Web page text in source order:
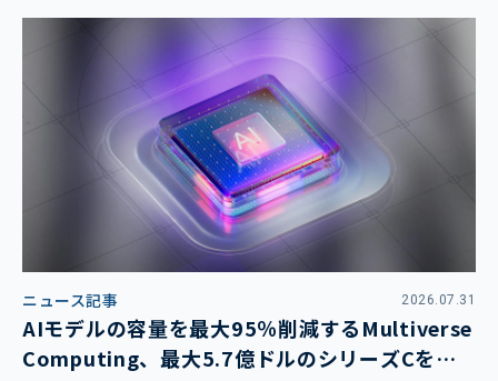
ニュース記事 2026.07.31
AIモデルの容量を最大95％削減するMultiverse
Computing、最大5.7億ドルのシリーズCを発